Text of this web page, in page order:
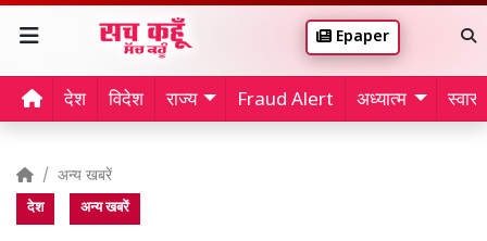
Epaper
देश विदेश राज्य Fraud Alert अध्यात्म
अन्य खबरें
देश अन्य खबरें